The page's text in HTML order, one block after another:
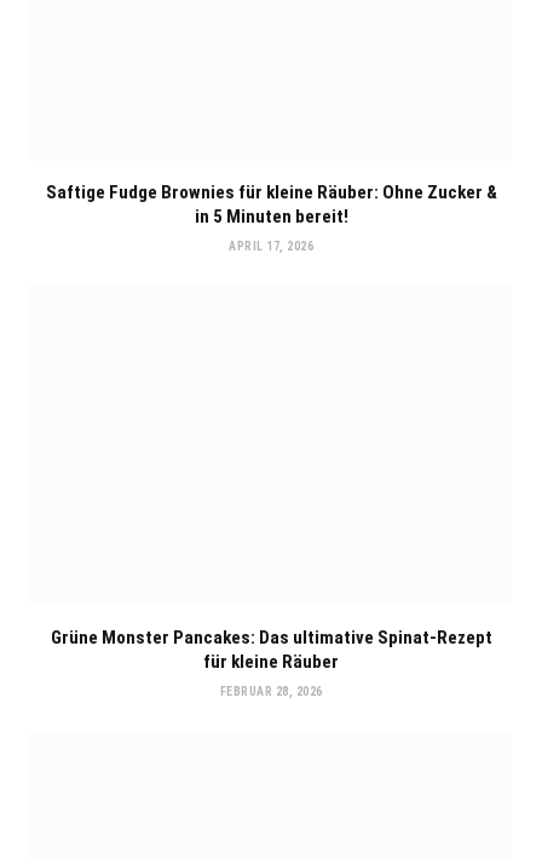
Saftige Fudge Brownies für kleine Räuber: Ohne Zucker &
in 5 Minuten bereit!
APRIL 17, 2026
Grüne Monster Pancakes: Das ultimative Spinat-Rezept
für kleine Räuber
FEBRUAR 28, 2026